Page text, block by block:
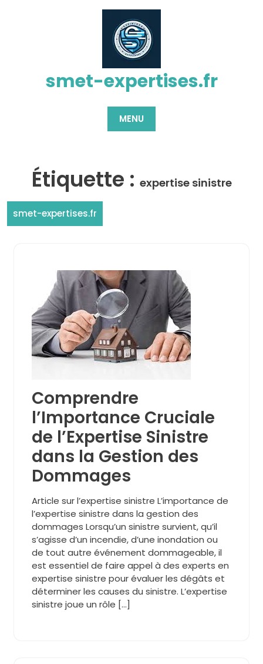
smet-expertises.fr
MENU
Étiquette : expertise sinistre
smet-expertises.fr
Comprendre
l’Importance Cruciale
de l’Expertise Sinistre
dans la Gestion des
Dommages
Article sur l’expertise sinistre L’importance de
l’expertise sinistre dans la gestion des
dommages Lorsqu’un sinistre survient, qu’il
s’agisse d’un incendie, d’une inondation ou
de tout autre événement dommageable, il
est essentiel de faire appel à des experts en
expertise sinistre pour évaluer les dégâts et
déterminer les causes du sinistre. L’expertise
sinistre joue un rôle […]